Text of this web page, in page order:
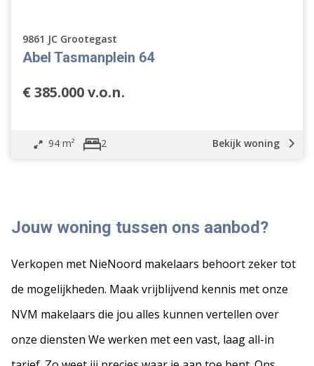
9861 JC Grootegast
Abel Tasmanplein 64
€ 385.000 v.o.n.
94 m² 2 Bekijk woning
Jouw woning tussen ons aanbod?
Verkopen met NieNoord makelaars behoort zeker tot
de mogelijkheden. Maak vrijblijvend kennis met onze
NVM makelaars die jou alles kunnen vertellen over
onze diensten We werken met een vast, laag all-in